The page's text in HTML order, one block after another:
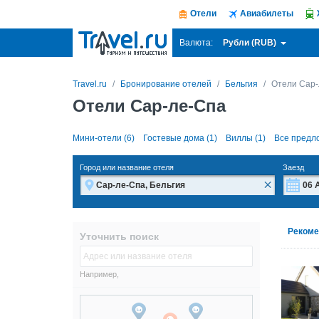
Отели Авиабилеты
Валюта: Рубли (RUB)
Travel.ru Бронирование отелей Бельгия Отели
Отели Сар-ле-Спа
Мини-отели (6) Гостевые дома (1) Виллы (1) Все
Город или название отеля
×
Заезд
10
17
10
17
Уточнить поиск
Например,